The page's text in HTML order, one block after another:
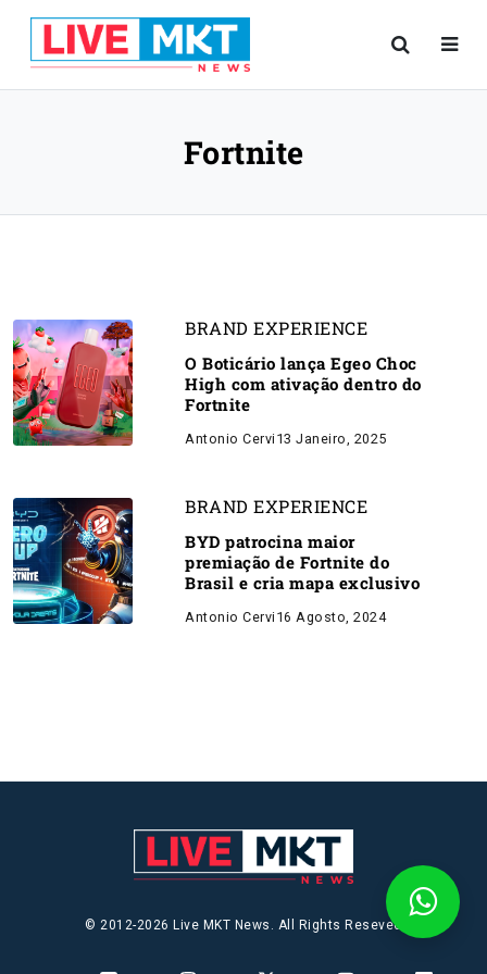
Fortnite
BRAND EXPERIENCE
O Boticário lança Egeo Choc
High com ativação dentro do
Fortnite
Antonio Cervi 13 Janeiro, 2025
BRAND EXPERIENCE
BYD patrocina maior
premiação de Fortnite do
Brasil e cria mapa exclusivo
Antonio Cervi 16 Agosto, 2024
© 2012-2026 Live MKT News. All Rights Reseved